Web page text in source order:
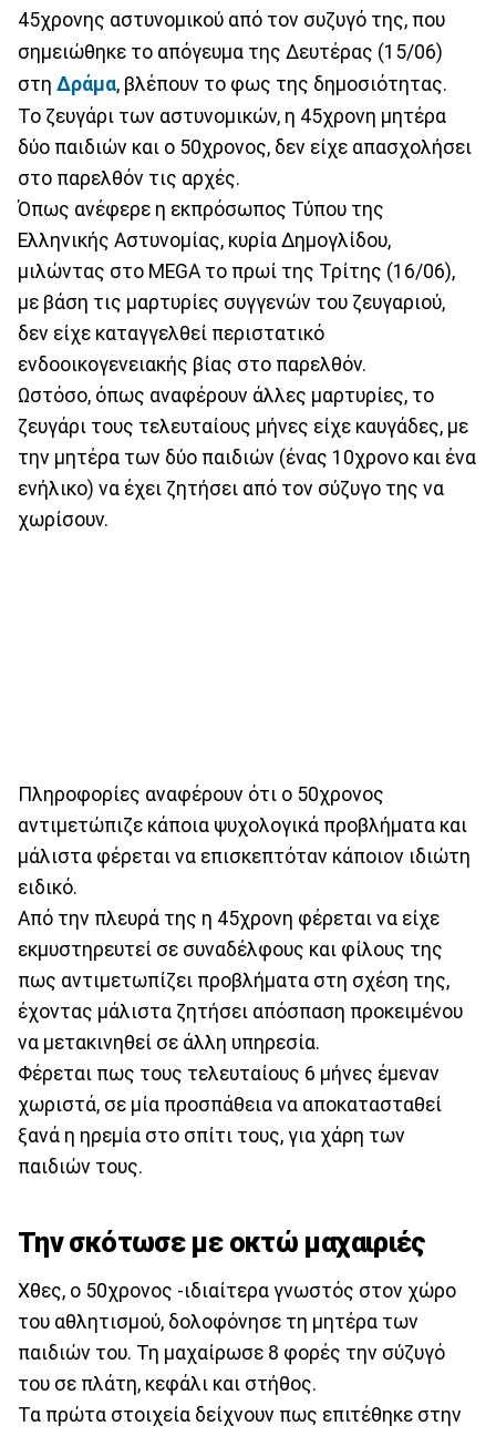
45χρονης αστυνομικού από τον συζυγό της, που
σημειώθηκε το απόγευμα της Δευτέρας (15/06)
στη Δράμα, βλέπουν το φως της δημοσιότητας.
Το ζευγάρι των αστυνομικών, η 45χρονη μητέρα
δύο παιδιών και ο 50χρονος, δεν είχε απασχολήσει
στο παρελθόν τις αρχές.
Όπως ανέφερε η εκπρόσωπος Τύπου της
Ελληνικής Αστυνομίας, κυρία Δημογλίδου,
μιλώντας στο MEGA το πρωί της Τρίτης (16/06),
με βάση τις μαρτυρίες συγγενών του ζευγαριού,
δεν είχε καταγγελθεί περιστατικό
ενδοοικογενειακής βίας στο παρελθόν.
Ωστόσο, όπως αναφέρουν άλλες μαρτυρίες, το
ζευγάρι τους τελευταίους μήνες είχε καυγάδες, με
την μητέρα των δύο παιδιών (ένας 10χρονο και ένα
ενήλικο) να έχει ζητήσει από τον σύζυγο της να
χωρίσουν.
Πληροφορίες αναφέρουν ότι ο 50χρονος
αντιμετώπιζε κάποια ψυχολογικά προβλήματα και
μάλιστα φέρεται να επισκεπτόταν κάποιον ιδιώτη
ειδικό.
Από την πλευρά της η 45χρονη φέρεται να είχε
εκμυστηρευτεί σε συναδέλφους και φίλους της
πως αντιμετωπίζει προβλήματα στη σχέση της,
έχοντας μάλιστα ζητήσει απόσπαση προκειμένου
να μετακινηθεί σε άλλη υπηρεσία.
Φέρεται πως τους τελευταίους 6 μήνες έμεναν
χωριστά, σε μία προσπάθεια να αποκατασταθεί
ξανά η ηρεμία στο σπίτι τους, για χάρη των
παιδιών τους.
Την σκότωσε με οκτώ μαχαιριές
Χθες, ο 50χρονος -ιδιαίτερα γνωστός στον χώρο
του αθλητισμού, δολοφόνησε τη μητέρα των
παιδιών του. Τη μαχαίρωσε 8 φορές την σύζυγό
του σε πλάτη, κεφάλι και στήθος.
Τα πρώτα στοιχεία δείχνουν πως επιτέθηκε στην